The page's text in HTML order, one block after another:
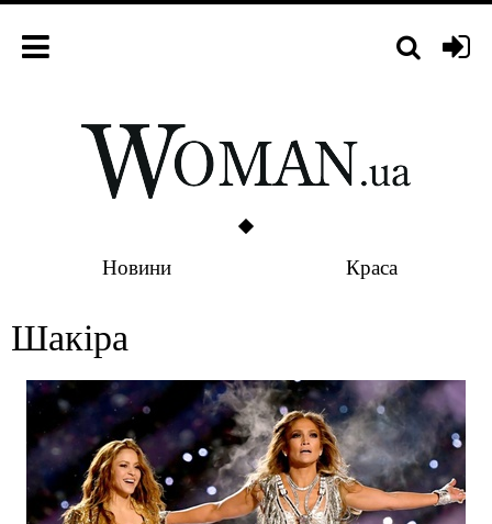
Новини Краса
Шакіра